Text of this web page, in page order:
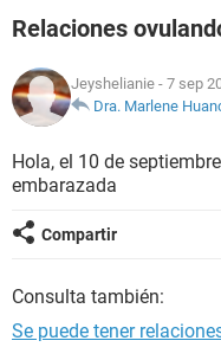
NUTRICIÓN
BIENESTAR
SEXUALIDAD
GLOSARIO
Relaciones
Jeyshelianie - 7 sep
Dra. Marlene
Hola, el 10 de
embarazada
Compartir
Consulta también:
Se puede tener